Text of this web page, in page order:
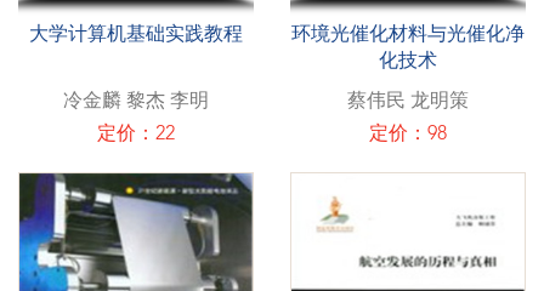
大学计算机基础实践教程
冷金麟 黎杰 李明
定价：22
环境光催化材料与光催化净
化技术
蔡伟民 龙明策
定价：98